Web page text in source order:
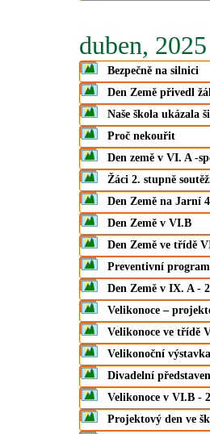
duben, 2025
Bezpečně na silnici
Den Země přivedl
Naše škola ukázala
Proč nekouřit
Den země v VI. A -
Žáci 2. stupně
Den Země na Jarní
Den Země v VI.B
Den Země ve třídě
Preventivní
Den Země v IX. A -
Velikonoce –
Velikonoce ve třídě
Velikonoční výstavka
Divadelní
Velikonoce v VI.B -
Projektový den ve